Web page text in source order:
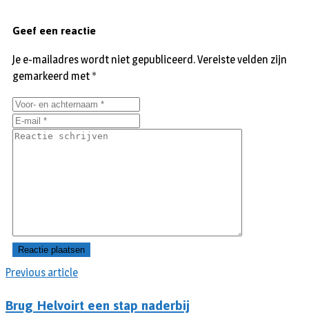
Previous article
Brug Helvoirt een stap naderbij
Geef een reactie
Je e-mailadres wordt niet gepubliceerd.Vereiste velden zijn
gemarkeerd met *